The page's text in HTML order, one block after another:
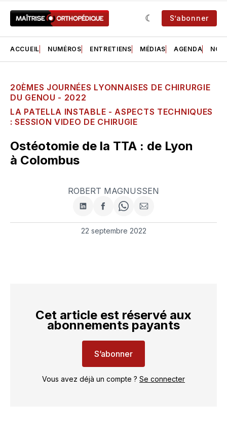
S’abonner
ACCUEIL NUMÉROS ENTRETIENS MÉDIAS AGENDA NOS
20ÈMES JOURNÉES LYONNAISES DE CHIRURGIE
DU GENOU - 2022
LA PATELLA INSTABLE - ASPECTS TECHNIQUES
: SESSION VIDEO DE CHIRUGIE
Ostéotomie de la TTA : de Lyon
à Colombus
ROBERT MAGNUSSEN
Partager
sur
LinkedIn
Partager
sur
Facebook
Share
on
WhatsApp
Partager
par
courriel
22 septembre 2022
Cet article est réservé aux
abonnements payants
S’abonner
Vous avez déjà un compte ? Se connecter